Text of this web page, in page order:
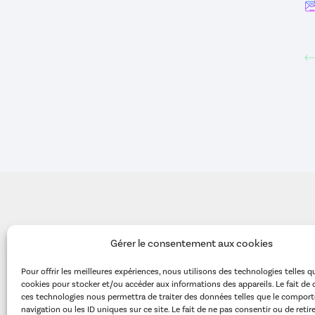
Gérer le consentement aux cookies
Pour offrir les meilleures expériences, nous utilisons des technologies telles
cookies pour stocker et/ou accéder aux informations des appareils. Le fait de
ces technologies nous permettra de traiter des données telles que le
navigation ou les ID uniques sur ce site. Le fait de ne pas consentir ou de
Editeur de logiciels médicaux